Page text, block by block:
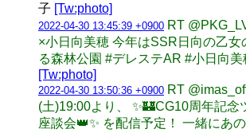
子 [Tw:photo]
2022-04-30 13:45:39 +0900 RT
×小日向美穂 今年はSSR日向の乙女
る森林公園 #デレステAR #小日向美
[Tw:photo]
2022-04-30 13:50:36 +0900 RT
(土)19:00より、 ✨🏰CG10周年記念
座談会👑✨ を配信予定！ 一緒にあ